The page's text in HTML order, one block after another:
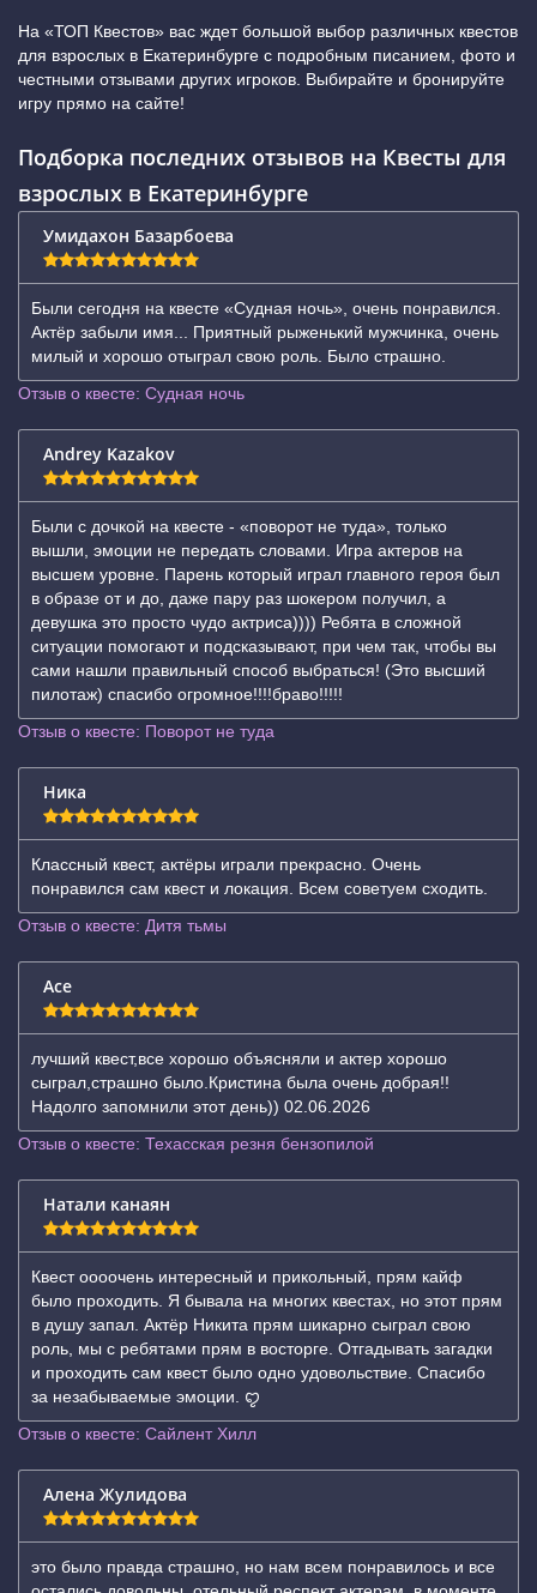
На «ТОП Квестов» вас ждет большой выбор различных квестов
для взрослых в Екатеринбурге с подробным писанием, фото и
честными отзывами других игроков. Выбирайте и бронируйте
игру прямо на сайте!
Подборка последних отзывов на Квесты для
взрослых в Екатеринбурге
Умидахон Базарбоева
Были сегодня на квесте «Судная ночь», очень понравился.
Актёр забыли имя... Приятный рыженький мужчинка, очень
милый и хорошо отыграл свою роль. Было страшно.
Отзыв о квесте: Судная ночь
Andrey Kazakov
Были с дочкой на квесте - «поворот не туда», только
вышли, эмоции не передать словами. Игра актеров на
высшем уровне. Парень который играл главного героя был
в образе от и до, даже пару раз шокером получил, а
девушка это просто чудо актриса)))) Ребята в сложной
ситуации помогают и подсказывают, при чем так, чтобы вы
сами нашли правильный способ выбраться! (Это высший
пилотаж) спасибо огромное!!!!браво!!!!!
Отзыв о квесте: Поворот не туда
Ника
Классный квест, актёры играли прекрасно. Очень
понравился сам квест и локация. Всем советуем сходить.
Отзыв о квесте: Дитя тьмы
Ace
лучший квест,все хорошо объясняли и актер хорошо
сыграл,страшно было.Кристина была очень добрая!!
Надолго запомнили этот день)) 02.06.2026
Отзыв о квесте: Техасская резня бензопилой
Натали канаян
Квест оооочень интересный и прикольный, прям кайф
было проходить. Я бывала на многих квестах, но этот прям
в душу запал. Актёр Никита прям шикарно сыграл свою
роль, мы с ребятами прям в восторге. Отгадывать загадки
и проходить сам квест было одно удовольствие. Спасибо
за незабываемые эмоции. ꨄ
Отзыв о квесте: Сайлент Хилл
Алена Жулидова
это было правда страшно, но нам всем понравилось и все